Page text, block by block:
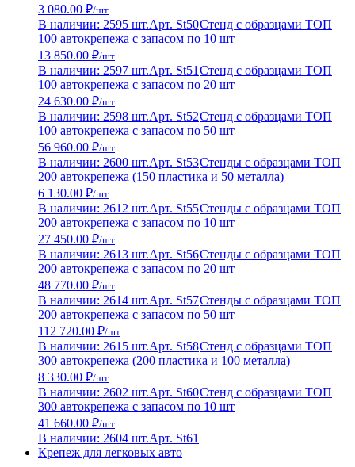
3 080.00 ₽/шт
В наличии: 2595 шт.Арт. St50Стенд с образцами ТОП
100 автокрепежа с запасом по 10 шт
13 850.00 ₽/шт
В наличии: 2597 шт.Арт. St51 Стенд с образцами ТОП
100 автокрепежа с запасом по 20 шт
24 630.00 ₽/шт
В наличии: 2598 шт.Арт. St52Стенд с образцами ТОП
100 автокрепежа с запасом по 50 шт
56 960.00 ₽/шт
В наличии: 2600 шт.Арт. St53Стенды с образцами ТОП
200 автокрепежа (150 пластика и 50 металла)
6 130.00 ₽/шт
В наличии: 2612 шт.Арт. St55Стенды с образцами ТОП
200 автокрепежа с запасом по 10 шт
27 450.00 ₽/шт
В наличии: 2613 шт.Арт. St56Стенды с образцами ТОП
200 автокрепежа с запасом по 20 шт
48 770.00 ₽/шт
В наличии: 2614 шт.Арт. St57Стенды с образцами ТОП
200 автокрепежа с запасом по 50 шт
112 720.00 ₽/шт
В наличии: 2615 шт.Арт. St58Стенд с образцами ТОП
300 автокрепежа (200 пластика и 100 металла)
8 330.00 ₽/шт
В наличии: 2602 шт.Арт. St60Стенд с образцами ТОП
300 автокрепежа с запасом по 10 шт
41 660.00 ₽/шт
В наличии: 2604 шт.Арт. St61
Крепеж для легковых авто